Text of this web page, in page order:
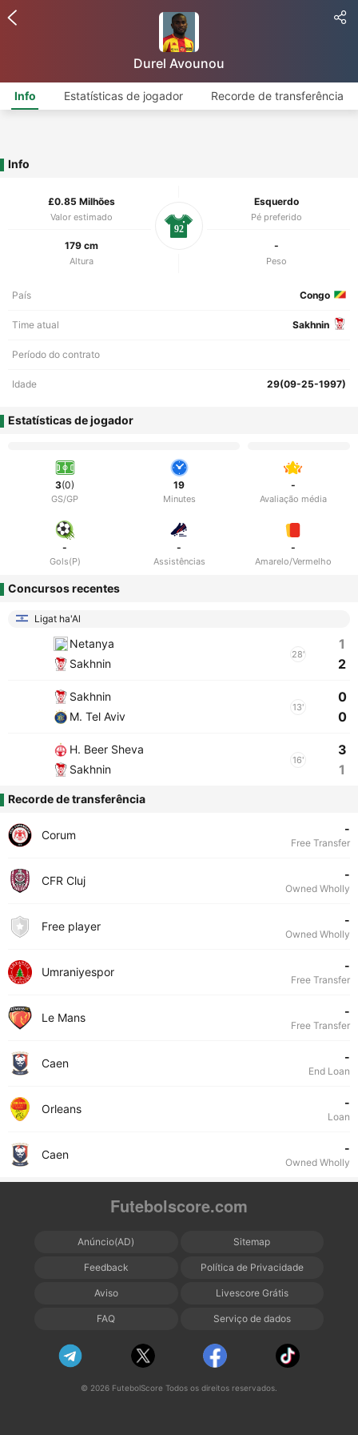
Durel Avounou
Info Estatísticas de jogador Recorde de transferência
Info
£0.85 Milhões
Valor estimado
Esquerdo
Pé preferido
179 cm
Altura
-
Peso
92
País Congo
Time atual Sakhnin
Período do contrato
Idade 29(09-25-1997)
Estatísticas de jogador
3(0)
GS/GP
19
Minutes
-
Avaliação média
-
Gols(P)
-
Assistências
-
Amarelo/Vermelho
Concursos recentes
Ligat ha'Al
Netanya
Sakhnin
28'
1
2
Sakhnin
M. Tel Aviv
13'
0
0
H. Beer Sheva
Sakhnin
16'
3
1
Recorde de transferência
Corum -
Free Transfer
CFR Cluj -
Owned Wholly
Free player -
Owned Wholly
Umraniyespor -
Free Transfer
Le Mans -
Free Transfer
Caen -
End Loan
Orleans -
Loan
Caen -
Owned Wholly
Futebolscore.com
Anúncio(AD) Sitemap
Feedback Política de Privacidade
Aviso Livescore Grátis
FAQ Serviço de dados
© 2026 FutebolScore Todos os direitos reservados.